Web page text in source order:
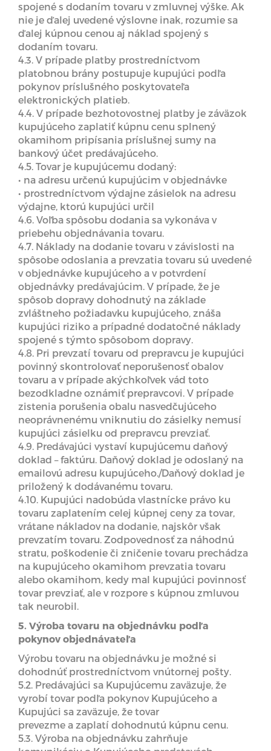
spojené s dodaním tovaru v zmluvnej výške. Ak
nie je ďalej uvedené výslovne inak, rozumie sa
ďalej kúpnou cenou aj náklad spojený s
dodaním tovaru.
4.3. V prípade platby prostredníctvom
platobnou brány postupuje kupujúci podľa
pokynov príslušného poskytovateľa
elektronických platieb.
4.4. V prípade bezhotovostnej platby je záväzok
kupujúceho zaplatiť kúpnu cenu splnený
okamihom pripísania príslušnej sumy na
bankový účet predávajúceho.
4.5. Tovar je kupujúcemu dodaný:
• na adresu určenú kupujúcim v objednávke
• prostredníctvom výdajne zásielok na adresu
výdajne, ktorú kupujúci určil
4.6. Voľba spôsobu dodania sa vykonáva v
priebehu objednávania tovaru.
4.7. Náklady na dodanie tovaru v závislosti na
spôsobe odoslania a prevzatia tovaru sú uvedené
v objednávke kupujúceho a v potvrdení
objednávky predávajúcim. V prípade, že je
spôsob dopravy dohodnutý na základe
zvláštneho požiadavku kupujúceho, znáša
kupujúci riziko a prípadné dodatočné náklady
spojené s týmto spôsobom dopravy.
4.8. Pri prevzatí tovaru od prepravcu je kupujúci
povinný skontrolovať neporušenosť obalov
tovaru a v prípade akýchkoľvek vád toto
bezodkladne oznámiť prepravcovi. V prípade
zistenia porušenia obalu nasvedčujúceho
neoprávnenému vniknutiu do zásielky nemusí
kupujúci zásielku od prepravcu prevziať.
4.9. Predávajúci vystaví kupujúcemu daňový
doklad – faktúru. Daňový doklad je odoslaný na
emailovú adresu kupujúceho./Daňový doklad je
priložený k dodávanému tovaru.
4.10. Kupujúci nadobúda vlastnícke právo ku
tovaru zaplatením celej kúpnej ceny za tovar,
vrátane nákladov na dodanie, najskôr však
prevzatím tovaru. Zodpovednosť za náhodnú
stratu, poškodenie či zničenie tovaru prechádza
na kupujúceho okamihom prevzatia tovaru
alebo okamihom, kedy mal kupujúci povinnosť
tovar prevziať, ale v rozpore s kúpnou zmluvou
tak neurobil.
5. Výroba tovaru na objednávku podľa
pokynov objednávateľa
Výrobu tovaru na objednávku je možné si
dohodnúť prostredníctvom vnútornej pošty.
5.2. Predávajúci sa Kupujúcemu zaväzuje, že
vyrobí tovar podľa pokynov Kupujúceho a
Kupujúci sa zaväzuje, že tovar
prevezme a zaplatí dohodnutú kúpnu cenu.
5.3. Výroba na objednávku zahrňuje